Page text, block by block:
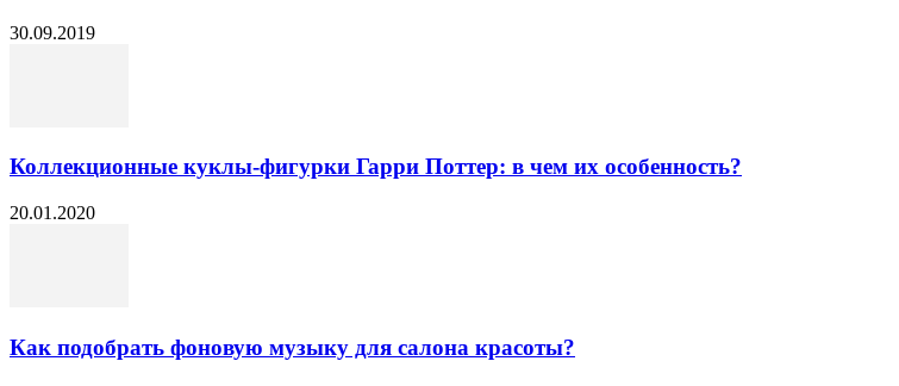
30.09.2019
Коллекционные куклы-фигурки Гарри Поттер: в чем их особенность?
20.01.2020
Как подобрать фоновую музыку для салона красоты?